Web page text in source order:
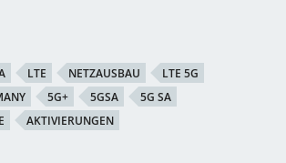
LTE NETZAUSBAU
LTE 5G
5G+ 5GSA
5G SA
AKTIVIERUNGEN